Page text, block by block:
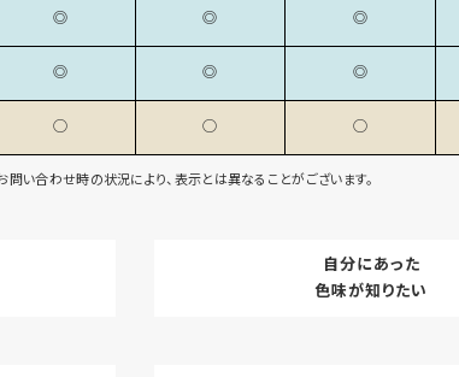
◎
◎
◯
◎
◎
◯
◎
◎
◯
い合わせ時の状況により、表示とは異なることがございます。
自分にあった
色味が知りたい